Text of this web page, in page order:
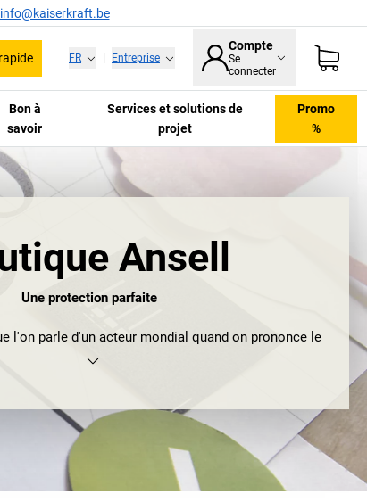
info@kaiserkraft.be
FR Entreprise
Compte
Se
connecter
Bon à
savoir
Services et solutions de
projet
Promo
%
Ansell
Une protection parfaite
l'on parle d'un acteur mondial quand on prononce le
l'entreprise de Melbourne, en Australie, est le plus
On peut y ajouter d'autres chiffres: Ansell produit
gants par an, pour plus de 25 industries différentes.
dans la seule industrie, des gants de travail et de
et polyvalents sont nécessaires pour la protection